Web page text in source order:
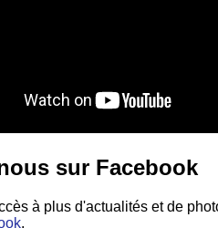
sur Facebook
à plus d'actualités et de
.